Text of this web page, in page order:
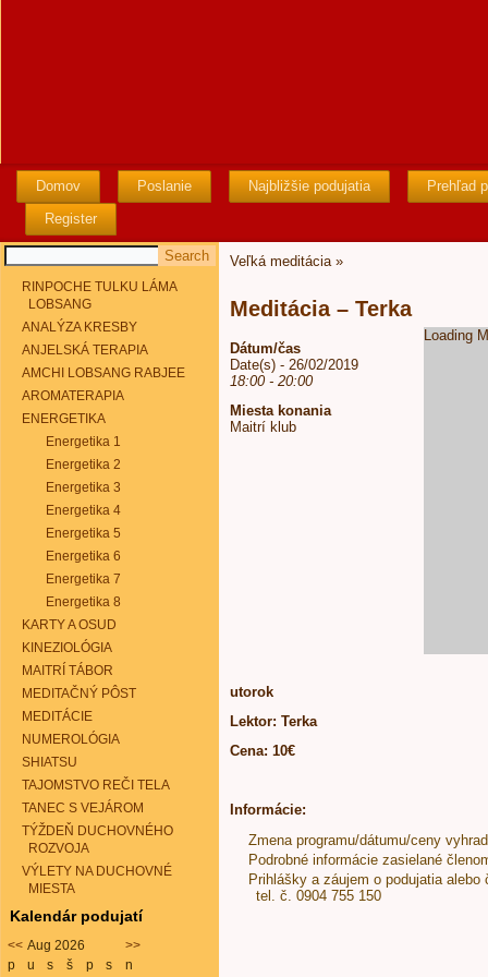
Domov Poslanie Najbližšie podujatia
Prehľad
Register
RINPOCHE TULKU LÁMA
LOBSANG
ANALÝZA KRESBY
ANJELSKÁ TERAPIA
AMCHI LOBSANG RABJEE
AROMATERAPIA
ENERGETIKA
Energetika 1
Energetika 2
Energetika 3
Energetika 4
Energetika 5
Energetika 6
Energetika 7
Energetika 8
KARTY A OSUD
KINEZIOLÓGIA
MAITRÍ TÁBOR
MEDITAČNÝ PÔST
MEDITÁCIE
NUMEROLÓGIA
SHIATSU
TAJOMSTVO REČI TELA
TANEC S VEJÁROM
TÝŽDEŇ DUCHOVNÉHO
ROZVOJA
VÝLETY NA DUCHOVNÉ
MIESTA
Kalendár podujatí
<< Aug 2026
>>
p
u s š p s n
Veľká meditácia»
Meditácia – Terka
Loading
Dátum/čas
Date(s) - 26/02/2019
18:00 - 20:00
Miesta konania
Maitrí klub
utorok
Lektor: Terka
Cena: 10€
Informácie:
Zmena programu/dátumu/ceny
Podrobné informácie zasielané
Prihlášky a záujem o podujatia
tel. č. 0904 755 150